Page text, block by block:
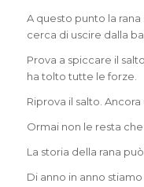
A questo punto la
cerca di uscire dalla
Prova a spiccare il
ha tolto tutte le forze.
Riprova il salto.
Ormai non le resta
La storia della rana
Di anno in anno